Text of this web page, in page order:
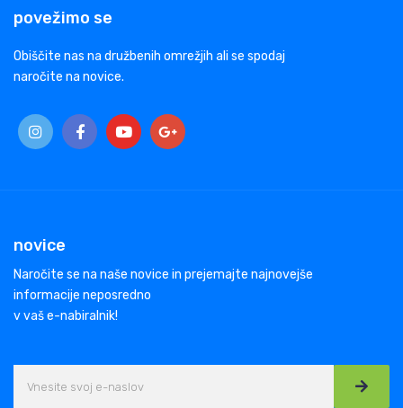
povežimo se
Obiščite nas na družbenih omrežjih ali se spodaj
naročite na novice.
novice
Naročite se na naše novice in prejemajte najnovejše
informacije neposredno
v vaš e-nabiralnik!